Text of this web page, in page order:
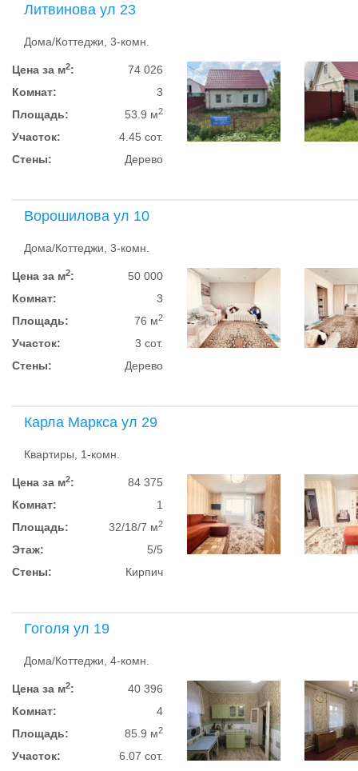
Литвинова ул 23
Дома/Коттеджи, 3-комн.
Цена за м2:
74 026
Комнат:
3
Площадь:
53.9 м2
Участок:
4.45 сот.
Стены:
Дерево
Ворошилова ул 10
Дома/Коттеджи, 3-комн.
Цена за м2:
50 000
Комнат:
3
Площадь:
76 м2
Участок:
3 сот.
Стены:
Дерево
Карла Маркса ул 29
Квартиры, 1-комн.
Цена за м2:
84 375
Комнат:
1
Площадь:
32/18/7 м2
Этаж:
5/5
Стены:
Кирпич
Гоголя ул 19
Дома/Коттеджи, 4-комн.
Цена за м2:
40 396
Комнат:
4
Площадь:
85.9 м2
Участок:
6.07 сот.